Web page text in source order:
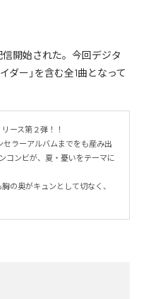
信開始された。今回デジタ
ダー」を含む全1曲となって
ース第２弾！！
ラーアルバムまでをも産み出
コンビが、夏・憂いをテーマに
の奥がキュンとして切なく、